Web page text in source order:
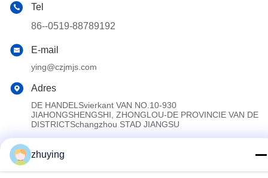
Tel
86--0519-88789192
E-mail
ying@czjmjs.com
Adres
DE HANDELSvierkant VAN NO.10-930
JIAHONGSHENGSHI, ZHONGLOU-DE PROVINCIE VAN DE
DISTRICTSchangzhou STAD JIANGSU
zhuying